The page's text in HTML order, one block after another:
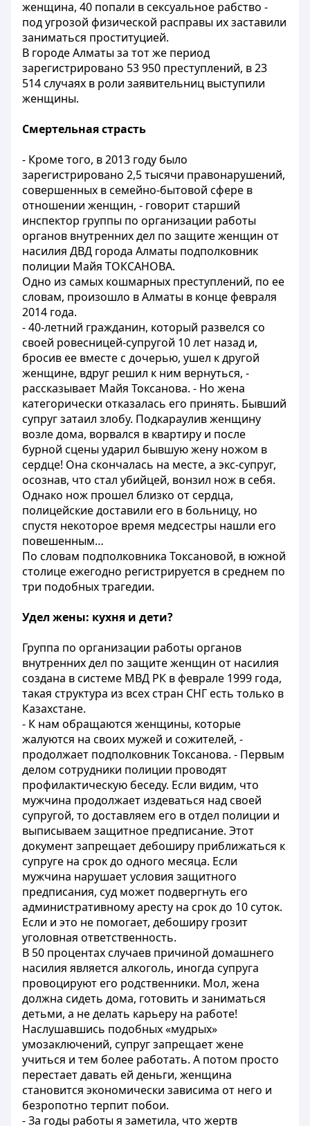
женщина, 40 попали в сексуальное рабство -
под угрозой физической расправы их заставили
заниматься проституцией.
В городе Алматы за тот же период
зарегистрировано 53 950 преступлений, в 23
514 случаях в роли заявительниц выступили
женщины.
Смертельная страсть
- Кроме того, в 2013 году было
зарегистрировано 2,5 тысячи правонарушений,
совершенных в семейно-бытовой сфере в
отношении женщин, - говорит старший
инспектор группы по организации работы
органов внутренних дел по защите женщин от
насилия ДВД города Алматы подполковник
полиции Майя ТОКСАНОВА.
Одно из самых кошмарных преступлений, по ее
словам, произошло в Алматы в конце февраля
2014 года.
- 40-летний гражданин, который развелся со
своей ровесницей-супругой 10 лет назад и,
бросив ее вместе с дочерью, ушел к другой
женщине, вдруг решил к ним вернуться, -
рассказывает Майя Токсанова. - Но жена
категорически отказалась его принять. Бывший
супруг затаил злобу. Подкараулив женщину
возле дома, ворвался в квартиру и после
бурной сцены ударил бывшую жену ножом в
сердце! Она скончалась на месте, а экс-супруг,
осознав, что стал убийцей, вонзил нож в себя.
Однако нож прошел близко от сердца,
полицейские доставили его в больницу, но
спустя некоторое время медсестры нашли его
повешенным…
По словам подполковника Токсановой, в южной
столице ежегодно регистрируется в среднем по
три подобных трагедии.
Удел жены: кухня и дети?
Группа по организации работы органов
внутренних дел по защите женщин от насилия
создана в системе МВД РК в феврале 1999 года,
такая структура из всех стран СНГ есть только в
Казахстане.
- К нам обращаются женщины, которые
жалуются на своих мужей и сожителей, -
продолжает подполковник Токсанова. - Первым
делом сотрудники полиции проводят
профилактическую беседу. Если видим, что
мужчина продолжает издеваться над своей
супругой, то доставляем его в отдел полиции и
выписываем защитное предписание. Этот
документ запрещает дебоширу приближаться к
супруге на срок до одного месяца. Если
мужчина нарушает условия защитного
предписания, суд может подвергнуть его
административному аресту на срок до 10 суток.
Если и это не помогает, дебоширу грозит
уголовная ответственность.
В 50 процентах случаев причиной домашнего
насилия является алкоголь, иногда супруга
провоцируют его родственники. Мол, жена
должна сидеть дома, готовить и заниматься
детьми, а не делать карьеру на работе!
Наслушавшись подобных «мудрых»
умозаключений, супруг запрещает жене
учиться и тем более работать. А потом просто
перестает давать ей деньги, женщина
становится экономически зависима от него и
безропотно терпит побои.
- За годы работы я заметила, что жертв